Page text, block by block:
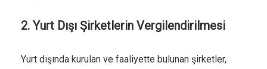
2. Yurt Dışı Şirketlerin Vergilendirilmesi
Yurt dışında kurulan ve faaliyette bulunan şirketler,